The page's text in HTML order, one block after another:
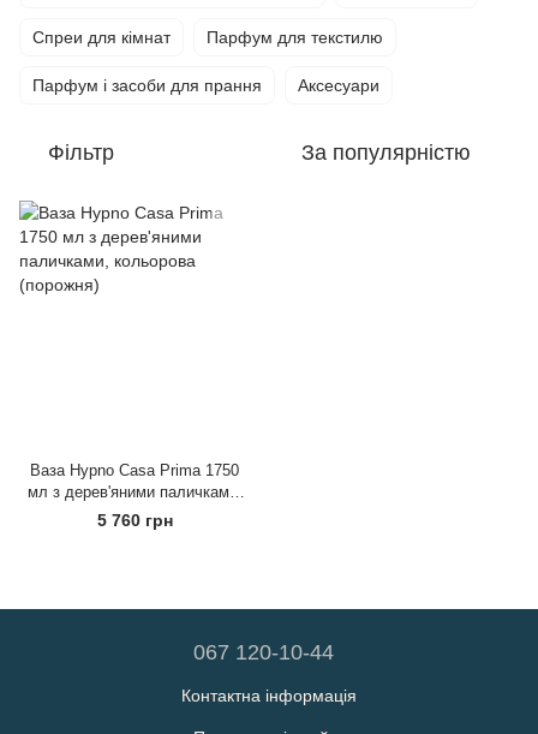
Спреи для кімнат Парфум для текстилю
Парфум і засоби для прання Аксесуари
Фільтр За популярністю
Ваза Hypno Casa Prima 1750
мл з дерев'яними паличками,
кольорова (порожня)
5 760 грн
067 120-10-44
Контактна інформація